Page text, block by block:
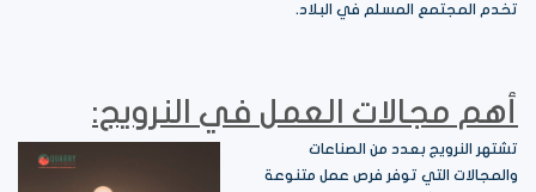
تخدم المجتمع المسلم في البلاد.
أهم مجالات العمل في النرويج:
تشتهر النرويج بعدد من الصناعات
والمجالات التي توفر فرص عمل متنوعة